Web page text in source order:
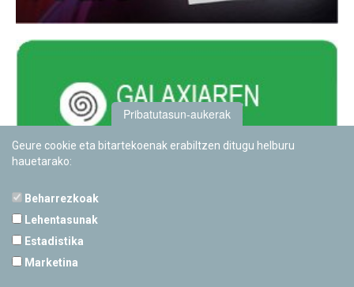
Pribatutasun-aukerak
Geure cookie eta bitartekoenak erabiltzen ditugu helburu
hauetarako:
Beharrezkoak
Lehentasunak
Estadistika
Marketina